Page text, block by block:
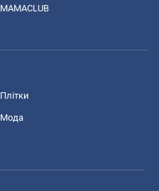
MAMACLUB
Плітки
Мода